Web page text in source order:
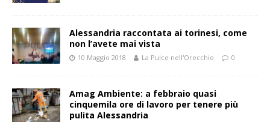
Alessandria raccontata ai torinesi, come
non l’avete mai vista
10 Maggio 2018 La Pulce nell'Orecchio 0
Amag Ambiente: a febbraio quasi
cinquemila ore di lavoro per tenere più
pulita Alessandria